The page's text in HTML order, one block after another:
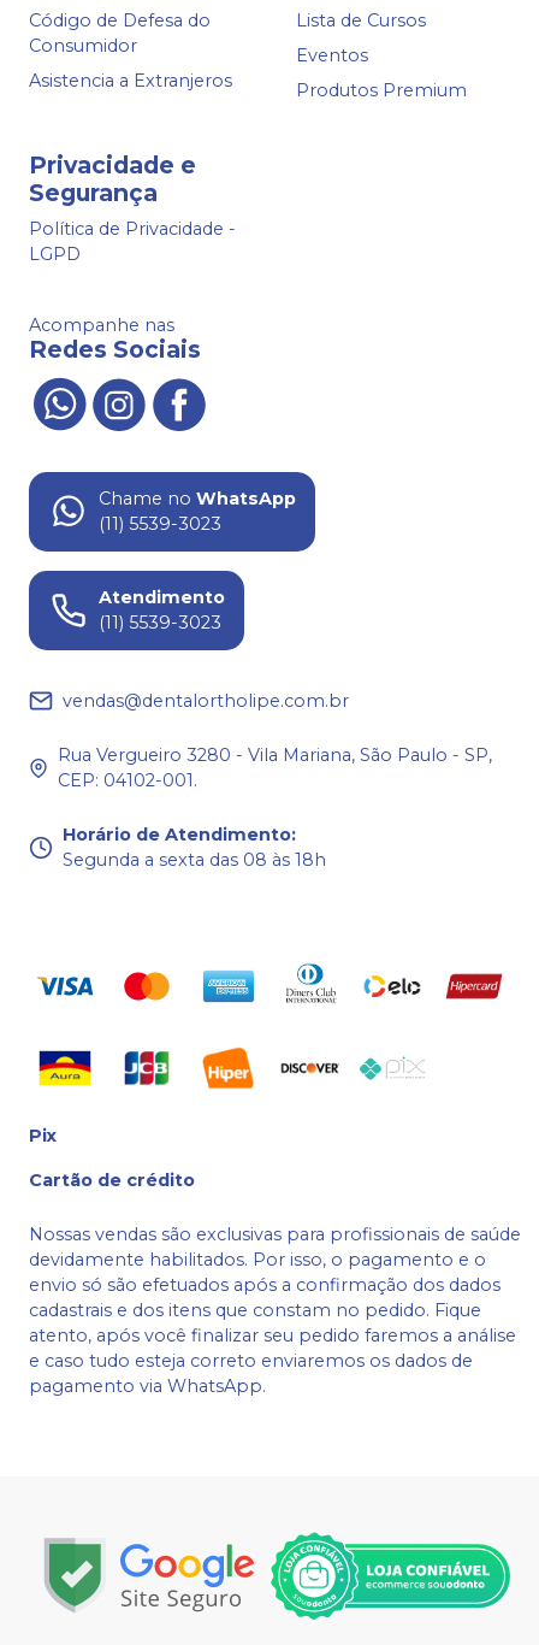
Código de Defesa do
Consumidor
Asistencia a Extranjeros
Lista de Cursos
Eventos
Produtos Premium
Privacidade e
Segurança
Política de Privacidade -
LGPD
Acompanhe nas
Redes Sociais
Chame no WhatsApp
(11) 5539-3023
Atendimento
(11) 5539-3023
vendas@dentalortholipe.com.br
Rua Vergueiro 3280 - Vila Mariana, São Paulo - SP,
CEP: 04102-001.
Horário de Atendimento:
Segunda a sexta das 08 às 18h
Pix
Cartão de crédito
Nossas vendas são exclusivas para profissionais de saúde
devidamente habilitados. Por isso, o pagamento e o
envio só são efetuados após a confirmação dos dados
cadastrais e dos itens que constam no pedido. Fique
atento, após você finalizar seu pedido faremos a análise
e caso tudo esteja correto enviaremos os dados de
pagamento via WhatsApp.